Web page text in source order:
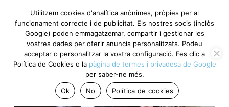
Utilitzem cookies d'analítica anònimes, pròpies per al
funcionament correcte i de publicitat. Els nostres socis (inclòs
Google) poden emmagatzemar, compartir i gestionar les
vostres dades per oferir anuncis personalitzats. Podeu
acceptar o personalitzar la vostra configuració. Fes clic a
Política de Cookies o la pàgina de termes i privadesa de Google
per saber-ne més.
Ok
No Política de cookies